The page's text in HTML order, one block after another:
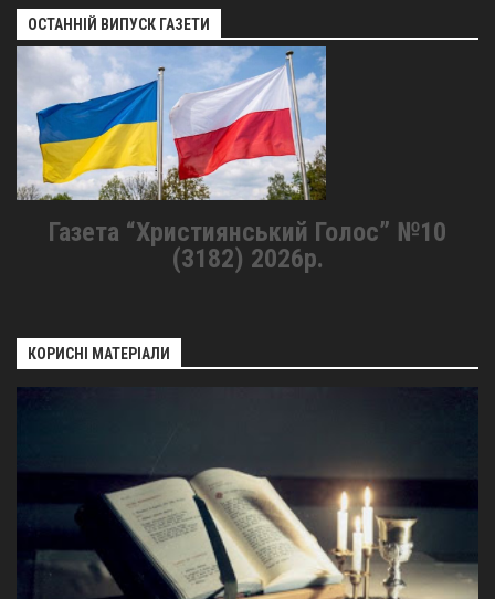
ОСТАННІЙ ВИПУСК ГАЗЕТИ
Газета “Християнський Голос” №10
(3182) 2026р.
КОРИСНІ МАТЕРІАЛИ